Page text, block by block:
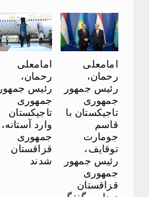
امامعلی
رحمان،
رئیس جمهور
جمهوری
تاجیکستان با
قاسم
جومارت
توقایف،
رئیس جمهور
جمهوری
قزاقستان
امامعلی
رحمان،
رئیس جمهور
جمهوری
تاجیکستان
وارد آستانه،
جمهوری
قزاقستان
شدند